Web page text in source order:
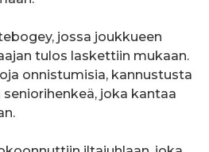
jossa joukkueen
tulos laskettiin mukaan.
onnistumisia, kannustusta
seniorihenkeä, joka kantaa